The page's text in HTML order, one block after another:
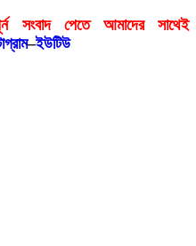
সংবাদ পেতে আমাদের সাথেই
–ইউটিউ